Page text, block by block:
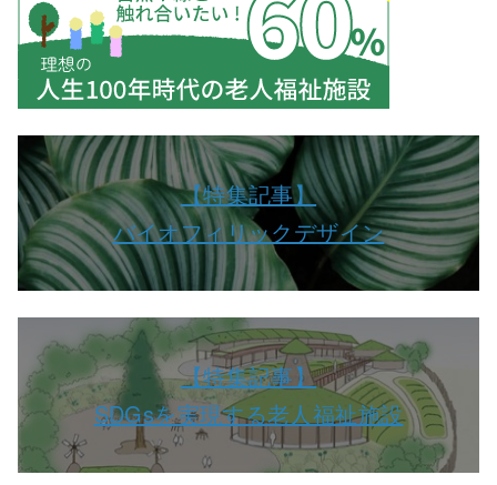
【特集記事】
バイオフィリックデザイン
【特集記事】
SDGsを実現する老人福祉施設